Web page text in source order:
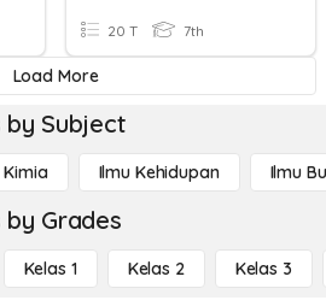
20 T 7th
Load More
by Subject
Kimia Ilmu Kehidupan Ilmu
Grades
Kelas 1 Kelas 2 Kelas 3